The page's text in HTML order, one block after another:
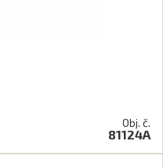
Obj. č.
81124A